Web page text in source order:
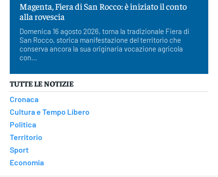
Magenta, Fiera di San Rocco: è iniziato il conto
alla rovescia
Domenica 16 agosto 2026, torna la tradizionale Fiera di
San Rocco, storica manifestazione del territorio che
conserva ancora la sua originaria vocazione agricola
con...
TUTTE LE NOTIZIE
Cronaca
Cultura e Tempo Libero
Politica
Territorio
Sport
Economia